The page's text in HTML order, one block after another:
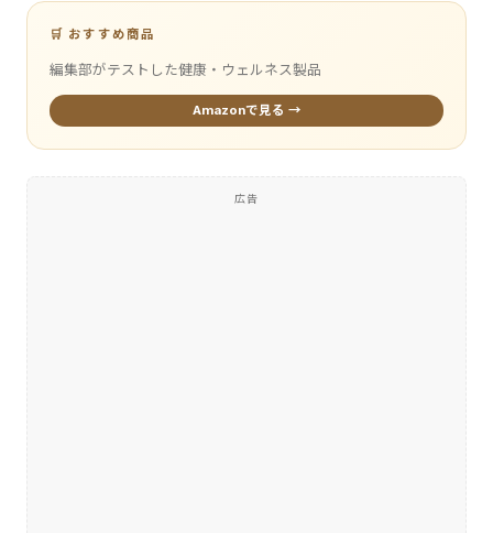
🛒 おすすめ商品
編集部がテストした健康・ウェルネス製品
Amazonで見る →
広告